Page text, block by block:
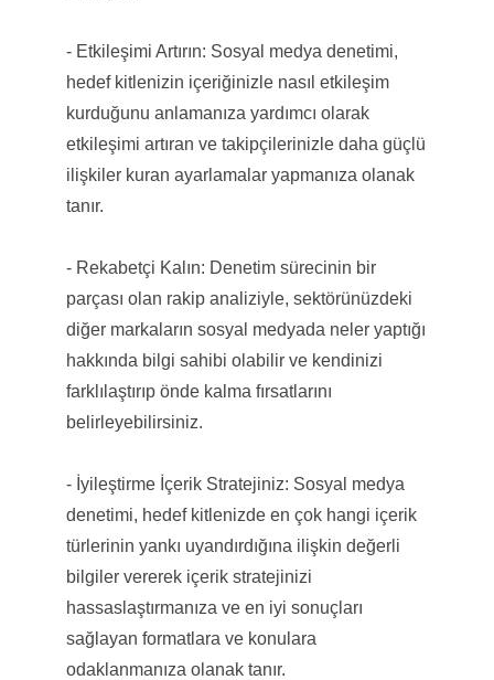
- Etkileşimi Artırın: Sosyal medya denetimi,
hedef kitlenizin içeriğinizle nasıl etkileşim
kurduğunu anlamanıza yardımcı olarak
etkileşimi artıran ve takipçilerinizle daha güçlü
ilişkiler kuran ayarlamalar yapmanıza olanak
tanır.
- Rekabetçi Kalın: Denetim sürecinin bir
parçası olan rakip analiziyle, sektörünüzdeki
diğer markaların sosyal medyada neler yaptığı
hakkında bilgi sahibi olabilir ve kendinizi
farklılaştırıp önde kalma fırsatlarını
belirleyebilirsiniz.
- İyileştirme İçerik Stratejiniz: Sosyal medya
denetimi, hedef kitlenizde en çok hangi içerik
türlerinin yankı uyandırdığına ilişkin değerli
bilgiler vererek içerik stratejinizi
hassaslaştırmanıza ve en iyi sonuçları
sağlayan formatlara ve konulara
odaklanmanıza olanak tanır.